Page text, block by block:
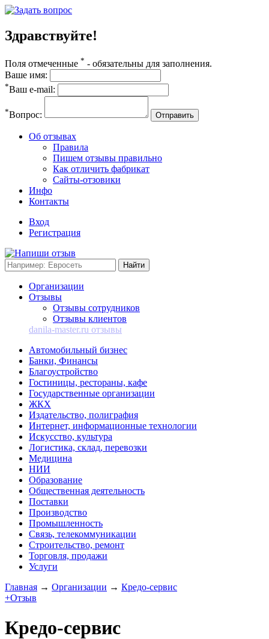
Здравствуйте!
Поля отмеченные * - обязательны для заполнения.
Ваше имя:
*Ваш e-mail:
*Вопрос: Отправить
Об отзывах
Правила
Пишем отзывы правильно
Как отличить фабрикат
Сайты-отзовики
Инфо
Контакты
Вход
Регистрация
Организации
Отзывы
Отзывы сотрудников
Отзывы клиентов
danila-master.ru отзывы
Автомобильный бизнес
Банки, Финансы
Благоустройство
Гостиницы, рестораны, кафе
Государственные организации
ЖКХ
Издательство, полиграфия
Интернет, информационные технологии
Искусство, культура
Логистика, склад, перевозки
Медицина
НИИ
Образование
Общественная деятельность
Поставки
Производство
Промышленность
Связь, телекоммуникации
Строительство, ремонт
Торговля, продажи
Услуги
Главная → Организации → Кредо-сервис
+Отзыв
Кредо-сервис